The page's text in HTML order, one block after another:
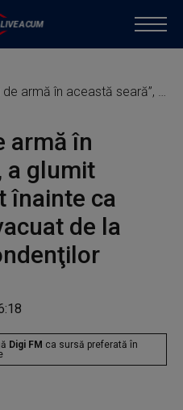
glumit Karoline Leavitt înainte ca Trump să fie evacuat de la Dineul Corespondenţilor
armă în
a glumit
înainte ca
de la
Digi FM ca sursă preferată în